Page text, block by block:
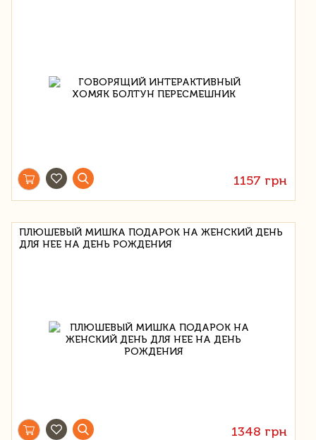
1157 грн
ПЛЮШЕВЫЙ МИШКА ПОДАРОК НА ЖЕНСКИЙ ДЕНЬ
ДЛЯ НЕЕ НА ДЕНЬ РОЖДЕНИЯ
1348 грн